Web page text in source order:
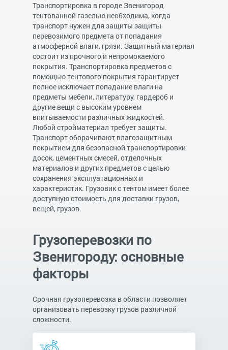
Транспортировка в городе Звенигород
тентованной газелью необходима, когда
транспорт нужен для защиты защиты
перевозимого предмета от попадания
атмосферной влаги, грязи. Защитный материал
состоит из прочного и непромокаемого
покрытия. Транспортировка предметов с
помощью тентового покрытия гарантирует
полное исключает попадание влаги на
предметы мебели, литературу, гардероб и
другие вещи с высоким уровнем
впитываемости различных жидкостей.
Любой стройматериал требует защиты.
Транспорт оборачивают влагозащитным
покрытием для безопасной транспортировки
досок, цементных смесей, отделочных
материалов и других предметов с целью
сохранения эксплуатационных и
характеристик. Грузовик с тентом имеет более
доступную стоимость для доставки грузов,
вещей, грузов.
Грузоперевозки по
Звенигороду: основные
факторы
Срочная грузоперевозка в области позволяет
организовать перевозку грузов различной
сложности.